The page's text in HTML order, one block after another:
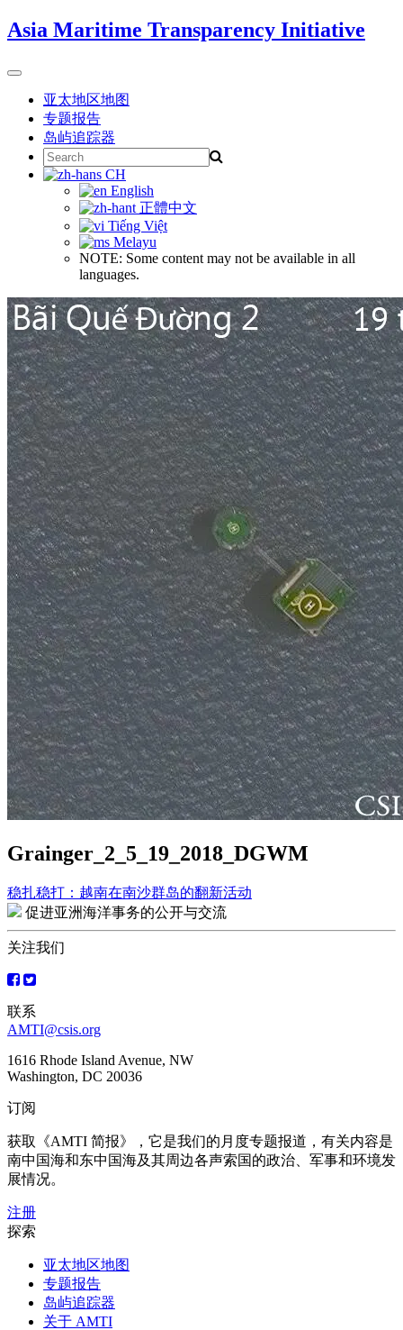
Skip
to
Asia Maritime Transparency Initiative
Toggle
navigation亚太地区地图
专题报告
岛屿追踪器
Search
for:
CH
English
正體中文
Tiếng Việt
Melayu
NOTE: Some content may not be available in all
languages.
Grainger_2_5_19_2018_DGWM
文
章
导
航
稳扎稳打：越南在南沙群岛的翻新活动
促进亚洲海洋事务的公开与交流
关注我们
联系
AMTI@csis.org
1616 Rhode Island Avenue, NW
Washington, DC 20036
订阅
获取《AMTI 简报》，它是我们的月度专题报道，有关内容是
南中国海和东中国海及其周边各声索国的政治、军事和环境发
展情况。
注册
探索
亚太地区地图
专题报告
岛屿追踪器
关于 AMTI